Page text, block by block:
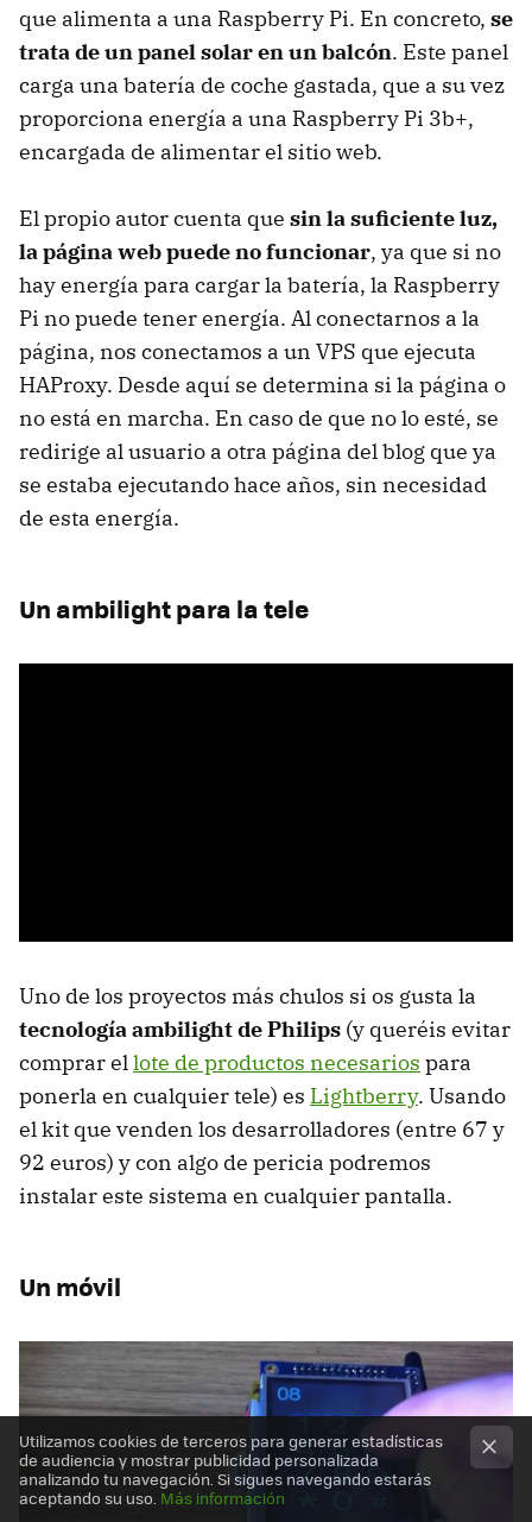
que alimenta a una Raspberry Pi. En concreto, se
trata de un panel solar en un balcón. Este panel
carga una batería de coche gastada, que a su vez
proporciona energía a una Raspberry Pi 3b+,
encargada de alimentar el sitio web.
El propio autor cuenta que sin la suficiente luz,
la página web puede no funcionar, ya que si no
hay energía para cargar la batería, la Raspberry
Pi no puede tener energía. Al conectarnos a la
página, nos conectamos a un VPS que ejecuta
HAProxy. Desde aquí se determina si la página o
no está en marcha. En caso de que no lo esté, se
redirige al usuario a otra página del blog que ya
se estaba ejecutando hace años, sin necesidad
de esta energía.
Un ambilight para la tele
Uno de los proyectos más chulos si os gusta la
tecnología ambilight de Philips (y queréis evitar
comprar ellote de productos necesarios para
ponerla en cualquier tele) es Lightberry. Usando
el kit que venden los desarrolladores (entre 67 y
92 euros) y con algo de pericia podremos
instalar este sistema en cualquier pantalla.
Un móvil
Utilizamos cookies de terceros para generar estadísticas
de audiencia y mostrar publicidad personalizada
analizando tu navegación. Si sigues navegando estarás
aceptando su uso. Más información